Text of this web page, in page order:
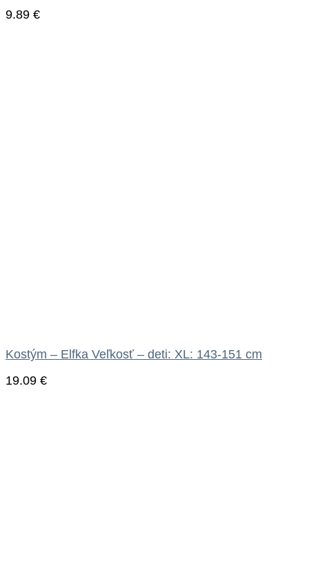
9.89 €
Kostým – Elfka Veľkosť – deti: XL: 143-151 cm
19.09 €